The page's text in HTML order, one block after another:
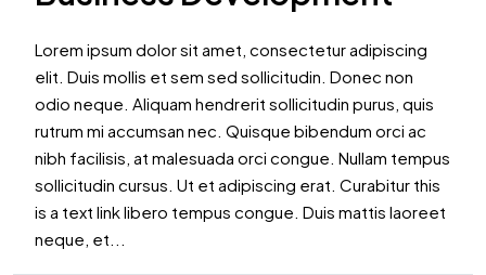
Lorem ipsum dolor sit amet, consectetur adipiscing
elit. Duis mollis et sem sed sollicitudin. Donec non
odio neque. Aliquam hendrerit sollicitudin purus, quis
rutrum mi accumsan nec. Quisque bibendum orci ac
nibh facilisis, at malesuada orci congue. Nullam tempus
sollicitudin cursus. Ut et adipiscing erat. Curabitur this
is a text link libero tempus congue. Duis mattis laoreet
neque, et...